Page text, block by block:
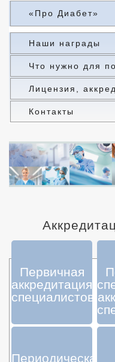
«Про Диабет»
Наши награды
Что нужно для
Лицензия,
Контакты
Первичная
аккредитация
специалистов
Периодическая